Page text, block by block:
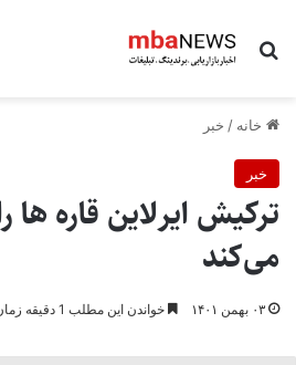
جستجو برای
خانه / خبر
خبر
ترکیش ایرلاین قاره
می‌کند
۰۳ بهمن ۱۴۰۱ خواندن این مطلب 1 دقیقه زمان میبرد